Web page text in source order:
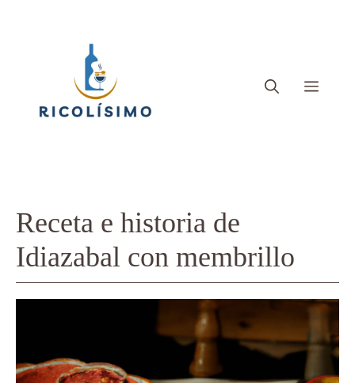
Menú
Receta e historia de
Idiazabal con membrillo